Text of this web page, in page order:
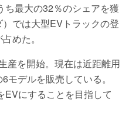
ち最大の32％のシェアを獲
では大型EVトラックの登
めた。
産を開始。現在は近距離用
モデルを販売している。
にすることを目指して